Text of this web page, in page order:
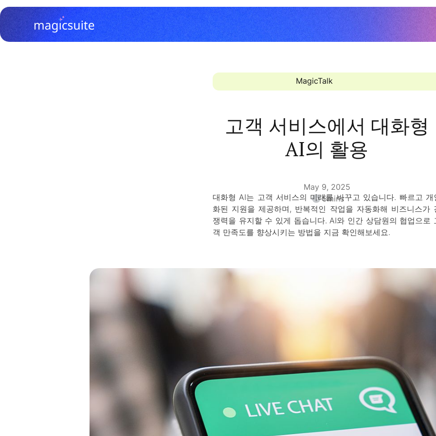
MagicTalk
고객 서비스에서 대화형
AI의 활용
May 9, 2025
5mins
대화형 AI는 고객 서비스의 미래를 바꾸고 있습니다. 빠르고 개
화된 지원을 제공하며, 반복적인 작업을 자동화해 비즈니스가
쟁력을 유지할 수 있게 돕습니다. AI와 인간 상담원의 협업으로
객 만족도를 향상시키는 방법을 지금 확인해보세요.